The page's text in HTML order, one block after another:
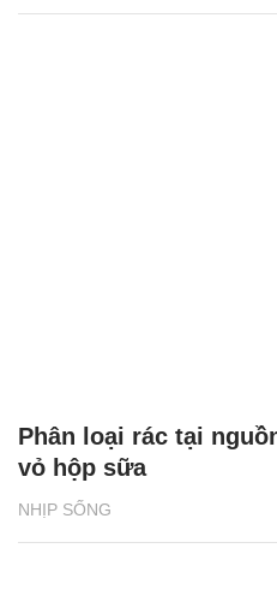
NHỊP SỐNG
Phân loại rác tại
vỏ hộp sữa